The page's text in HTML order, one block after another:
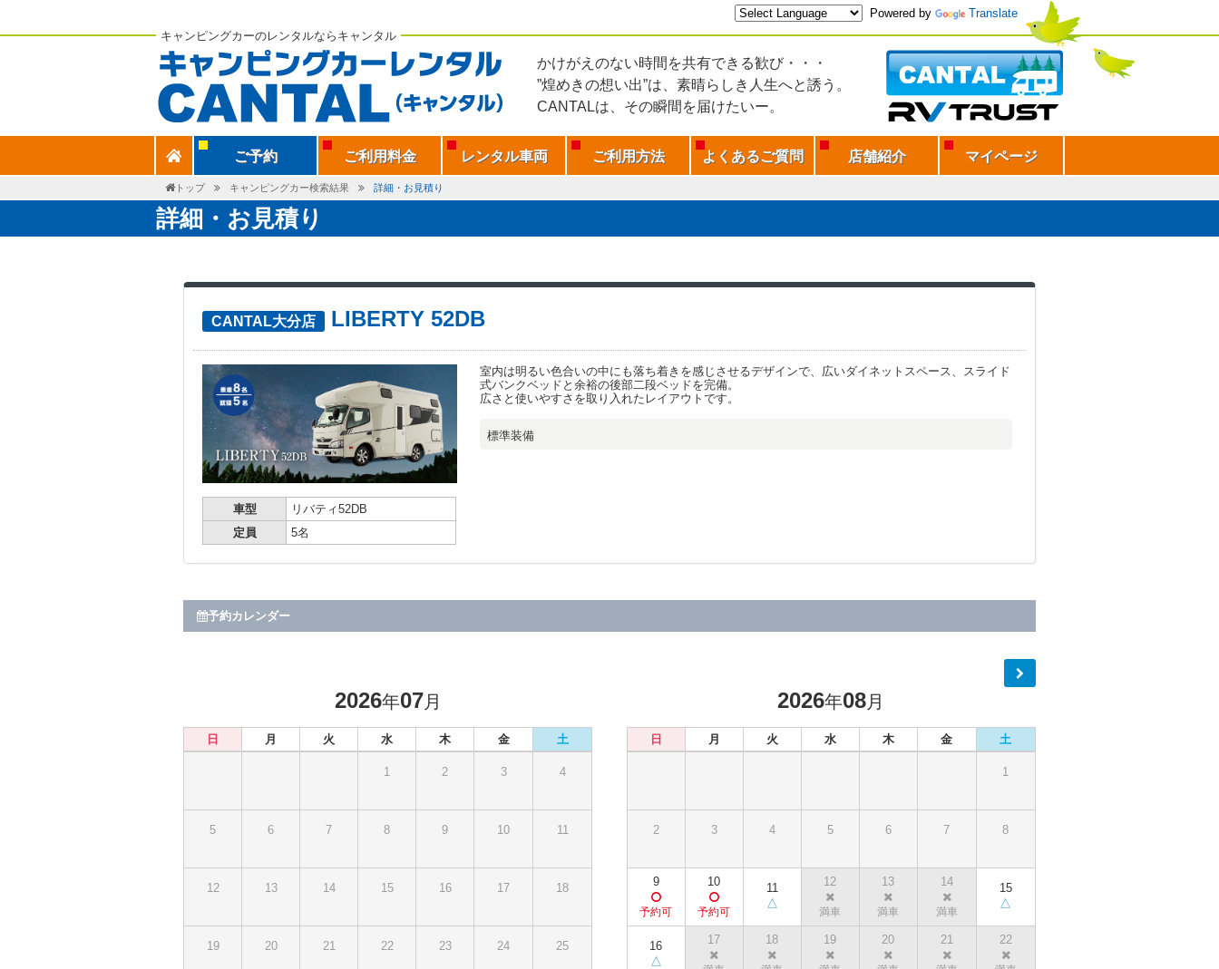
キャンピングカーのレンタルならキャンタル
かけがえのない時間を共有できる歓び・・・
”煌めきの想い出”は、素晴らしき人生へと誘う。
CANTALは、その瞬間を届けたいー。
Powered by Translate
ご予約 ご利用料金 レンタル車両 ご利用方法 よくあるご質問 店舗紹介 マイページ
トップ キャンピングカー検索結果 詳細・お見積り
詳細・お見積り
CANTAL大分店 LIBERTY 52DB
車型
リバティ52DB
定員
5名
室内は明るい色合いの中にも落ち着きを感じさせるデザインで、広いダイネットスペース、スライド
式バンクベッドと余裕の後部二段ベッドを完備。
広さと使いやすさを取り入れたレイアウトです。
標準装備
予約カレンダー
2026年07月
日 月 火 水 木 金 土
1 2 3 4
5 6 7 8 9 10 11
12 13 14 15 16 17 18
19 20 21 22 23 24 25
2026年08月
日 月 火 水 木 金 土
1
2 3 4 5 6 7 8
9 10 11 12 13 14 15
16 17 18 19 20 21 22